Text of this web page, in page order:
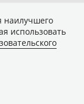
наилучшего
использовать